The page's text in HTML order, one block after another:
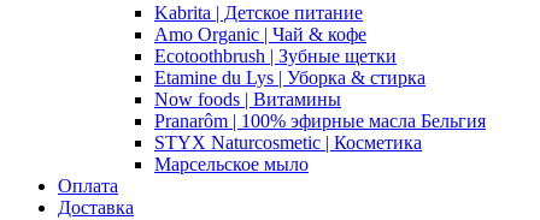
Kabrita | Детское питание
Amo Organic | Чай & кофе
Ecotoothbrush | Зубные щетки
Etamine du Lys | Уборка & стирка
Now foods | Витамины
Pranarôm | 100% эфирные масла Бельгия
STYX Naturcosmetic | Косметика
Марсельское мыло
Оплата
Доставка